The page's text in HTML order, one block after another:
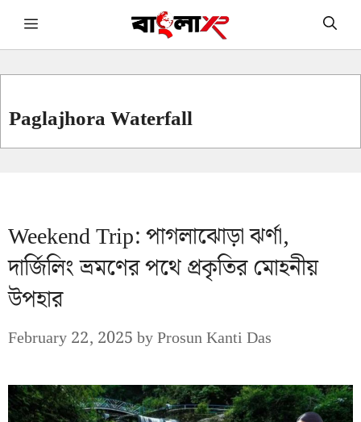
Skip Menu
Paglajhora Waterfall
Weekend Trip: পাগলাঝোড়া ঝর্ণা,
দার্জিলিং ভ্রমণের পথে প্রকৃতির মোহনীয়
উপহার
February 22, 2025byProsun Kanti Das